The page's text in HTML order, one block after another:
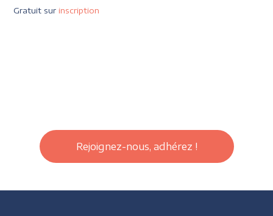
Gratuit sur inscription
Rejoignez-nous, adhérez !